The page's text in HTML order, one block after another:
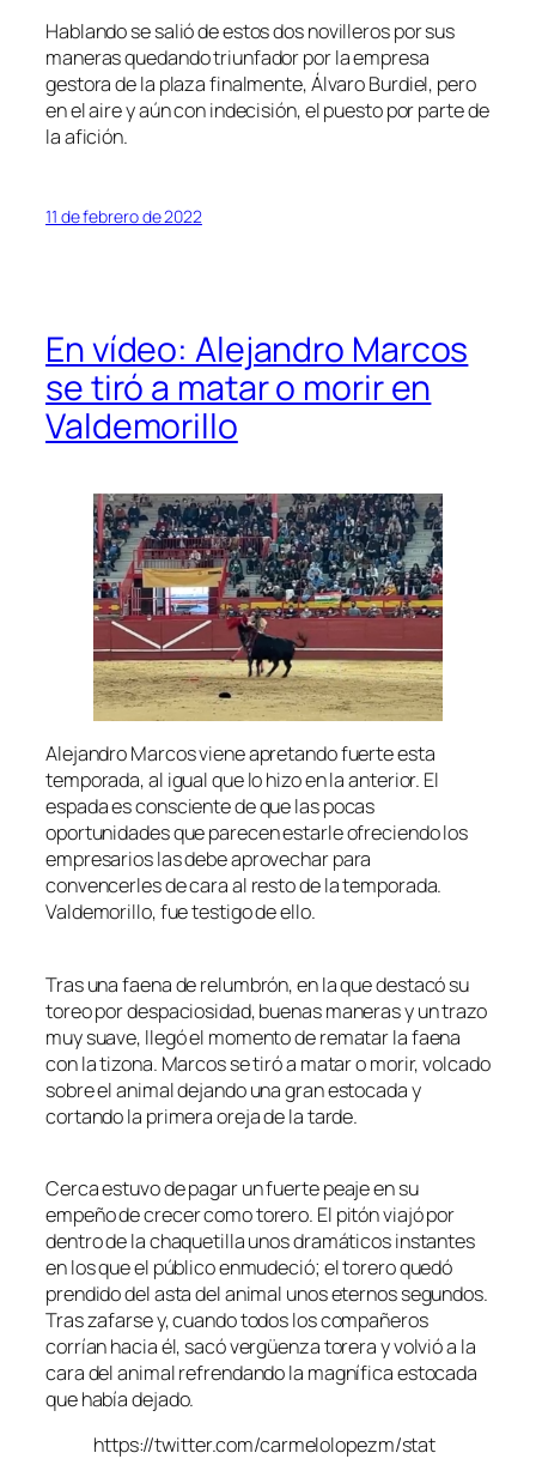
Hablando se salió de estos dos novilleros por sus
maneras quedando triunfador por la empresa
gestora de la plaza finalmente, Álvaro Burdiel, pero
en el aire y aún con indecisión, el puesto por parte de
la afición.
11 de febrero de 2022
En vídeo: Alejandro Marcos
se tiró a matar o morir en
Valdemorillo
Alejandro Marcos viene apretando fuerte esta
temporada, al igual que lo hizo en la anterior. El
espada es consciente de que las pocas
oportunidades que parecen estarle ofreciendo los
empresarios las debe aprovechar para
convencerles de cara al resto de la temporada.
Valdemorillo, fue testigo de ello.
Tras una faena de relumbrón, en la que destacó su
toreo por despaciosidad, buenas maneras y un trazo
muy suave, llegó el momento de rematar la faena
con la tizona. Marcos se tiró a matar o morir, volcado
sobre el animal dejando una gran estocada y
cortando la primera oreja de la tarde.
Cerca estuvo de pagar un fuerte peaje en su
empeño de crecer como torero. El pitón viajó por
dentro de la chaquetilla unos dramáticos instantes
en los que el público enmudeció; el torero quedó
prendido del asta del animal unos eternos segundos.
Tras zafarse y, cuando todos los compañeros
corrían hacia él, sacó vergüenza torera y volvió a la
cara del animal refrendando la magnífica estocada
que había dejado.
https://twitter.com/carmelolopezm/stat